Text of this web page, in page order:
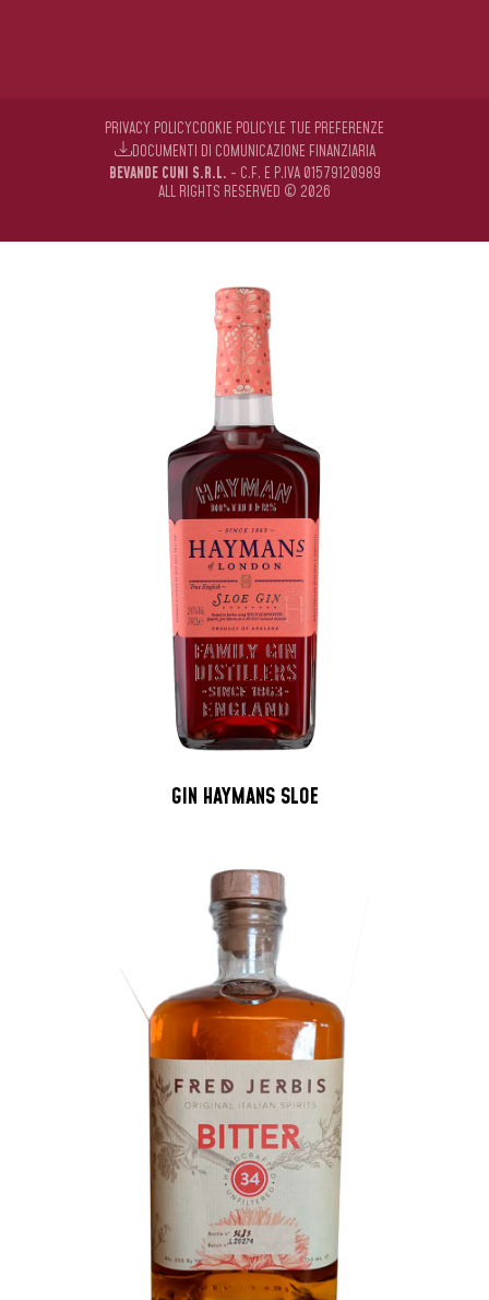
BEVANDE CUNI S.R.L. - C.F. E P.IVA 01579120989
ALL RIGHTS RESERVED © 2026
PRIVACY POLICYCOOKIE POLICYLE TUE PREFERENZE
DOCUMENTI DI COMUNICAZIONE FINANZIARIA
GIN HAYMANS SLOE